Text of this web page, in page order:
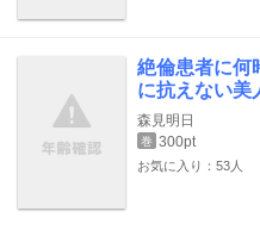
絶倫患者に何
に抗えない美
森見明日
巻 300pt
お気に入り：53人